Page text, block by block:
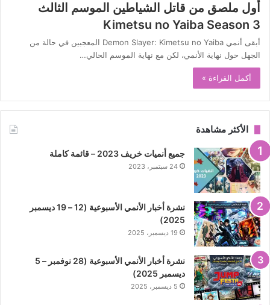
أول ملصق من قاتل الشياطين الموسم الثالث
Kimetsu no Yaiba Season 3
أبقى أنمي Demon Slayer: Kimetsu no Yaiba المعجبين في حالة من
الجهل حول نهاية الأنمي، لكن مع نهاية الموسم الحالي…
أكمل القراءة »
الأكثر مشاهدة
جميع أنميات خريف 2023 – قائمة كاملة
24 سبتمبر، 2023
نشرة أخبار الأنمي الأسبوعية (12 – 19 ديسمبر
2025)
19 ديسمبر، 2025
نشرة أخبار الأنمي الأسبوعية (28 نوفمبر – 5
ديسمبر 2025)
5 ديسمبر، 2025